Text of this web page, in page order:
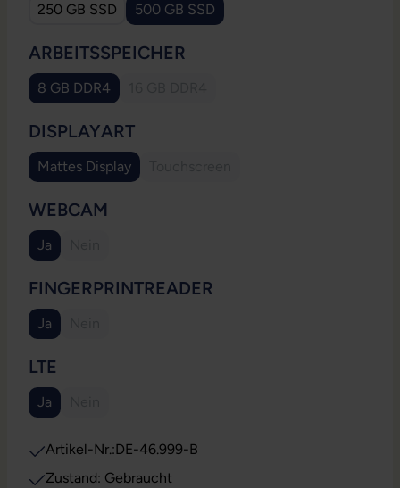
250 GB SSD 500 GB SSD
ARBEITSSPEICHER
8 GB DDR4
DISPLAYARTAUSWÄHLEN
Mattes Display
WEBCAM
Ja
FINGERPRINTREADER
Ja
LTE
Ja
Artikel-Nr.:DE-46.999-B
Zustand: Gebraucht